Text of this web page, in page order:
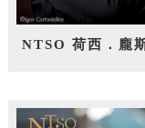
NTSO 荷西．龐